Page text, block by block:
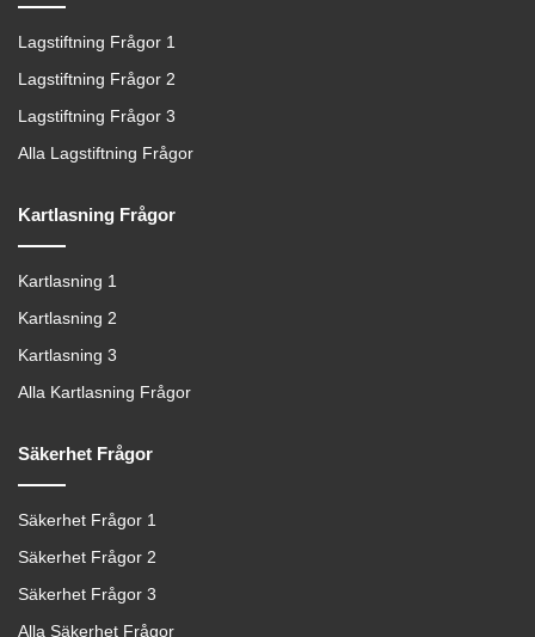
Lagstiftning Frågor 1
Lagstiftning Frågor 2
Lagstiftning Frågor 3
Alla Lagstiftning Frågor
Kartlasning Frågor
Kartlasning 1
Kartlasning 2
Kartlasning 3
Alla Kartlasning Frågor
Säkerhet Frågor
Säkerhet Frågor 1
Säkerhet Frågor 2
Säkerhet Frågor 3
Alla Säkerhet Frågor